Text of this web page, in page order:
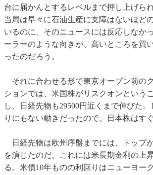
台に届かんとするレベルまで押し上げら
当局は早々に石油生産に支障はないほど
いるのに、そのニュースには反応しなか
ーラーのような向きが、高いところを買
ったのだろう。
それに合わせる形で東京オープン前の
ションでは、米国株がリスクオンという
し、日経先物も29500円近くまで伸びた。
りにもない動きだったので、日本株はす
日経先物は欧州序盤までには、トップ
を演じたのだ。これには米長期金利の上
る。米債10年ものの利回りはニューヨー